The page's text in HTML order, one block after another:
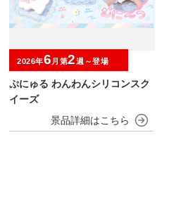
ぷにゅる わんわんシリコンスク
イーズ
2026年6 月第2週～登場